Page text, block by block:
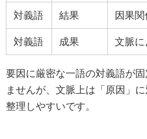
対義語 結果 因果
対義語 成果 文脈に
要因に厳密な一語の対義語が
ませんが、文脈上は「原因」
整理しやすいです。